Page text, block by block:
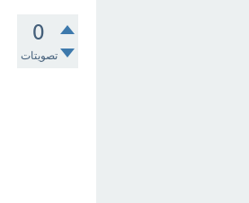
0
تصويتات